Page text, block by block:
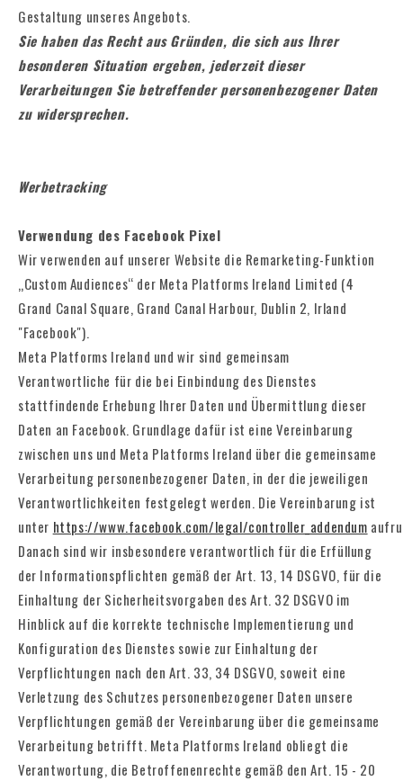
Gestaltung unseres Angebots.
Sie haben das Recht aus Gründen, die sich aus Ihrer
besonderen Situation ergeben, jederzeit dieser
Verarbeitungen Sie betreffender personenbezogener Daten
zu widersprechen.
Werbetracking
Verwendung des Facebook Pixel
Wir verwenden auf unserer Website die Remarketing-Funktion
„Custom Audiences“ der Meta Platforms Ireland Limited (4
Grand Canal Square, Grand Canal Harbour, Dublin 2, Irland
"Facebook").
Meta Platforms Ireland und wir sind gemeinsam
Verantwortliche für die bei Einbindung des Dienstes
stattfindende Erhebung Ihrer Daten und Übermittlung dieser
Daten an Facebook. Grundlage dafür ist eine Vereinbarung
zwischen uns und Meta Platforms Ireland über die gemeinsame
Verarbeitung personenbezogener Daten, in der die jeweiligen
Verantwortlichkeiten festgelegt werden. Die Vereinbarung ist
unter https://www.facebook.com/legal/controller_addendum
Danach sind wir insbesondere verantwortlich für die Erfüllung
der Informationspflichten gemäß der Art. 13, 14 DSGVO, für die
Einhaltung der Sicherheitsvorgaben des Art. 32 DSGVO im
Hinblick auf die korrekte technische Implementierung und
Konfiguration des Dienstes sowie zur Einhaltung der
Verpflichtungen nach den Art. 33, 34 DSGVO, soweit eine
Verletzung des Schutzes personenbezogener Daten unsere
Verpflichtungen gemäß der Vereinbarung über die gemeinsame
Verarbeitung betrifft. Meta Platforms Ireland obliegt die
Verantwortung, die Betroffenenrechte gemäß den Art. 15 - 20